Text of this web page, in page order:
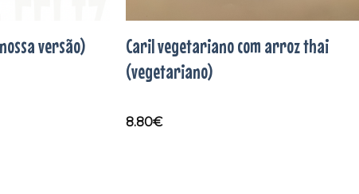
versão)
Caril vegetariano com arroz thai
(vegetariano)
8.80€